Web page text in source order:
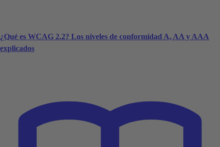
¿Qué es WCAG 2.2? Los niveles de conformidad A, AA y AAA
explicados